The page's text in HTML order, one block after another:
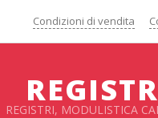
Condizioni di vendita
REGISTRI, MODULISTICA